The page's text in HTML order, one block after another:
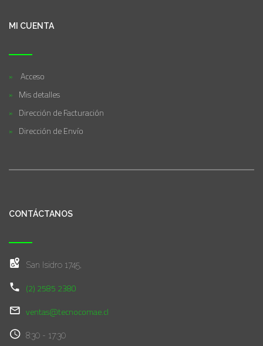
MI CUENTA
Acceso
Mis detalles
Dirección de Facturación
Dirección de Envío
CONTÁCTANOS
San Isidro 1745,
(2) 2585 2380
ventas@tecnocomae.cl
8:30 - 17:30